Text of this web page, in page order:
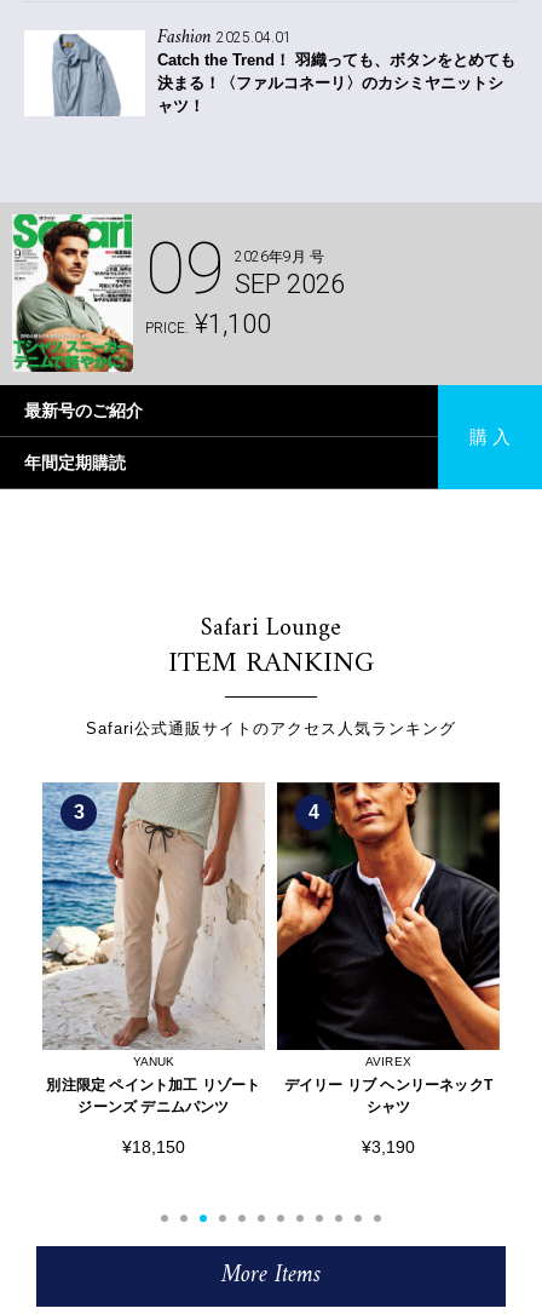
Fashion 2025.04.01
Catch the Trend！ 羽織っても、ボタンをとめても
決まる！〈ファルコネーリ〉のカシミヤニットシ
ャツ！
09 2026年9月 号
SEP 2026
PRICE. ¥1,100
最新号のご紹介
年間定期購読
購 入
Safari Lounge
ITEM RANKING
Safari公式通販サイトのアクセス人気ランキング
3
YANUK
別注限定 ペイント加工 リゾート
ジーンズ デニムパンツ
¥18,150
4
AVIREX
デイリー リブ ヘンリーネックT
シャツ
¥3,190
More Items